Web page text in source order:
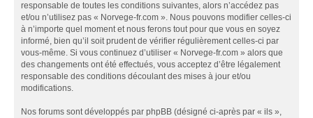
responsable de toutes les conditions suivantes, alors n’accédez pas
et/ou n’utilisez pas « Norvege-fr.com ». Nous pouvons modifier celles-ci
à n’importe quel moment et nous ferons tout pour que vous en soyez
informé, bien qu’il soit prudent de vérifier régulièrement celles-ci par
vous-même. Si vous continuez d’utiliser « Norvege-fr.com » alors que
des changements ont été effectués, vous acceptez d’être légalement
responsable des conditions découlant des mises à jour et/ou
modifications.
Nos forums sont développés par phpBB (désigné ci-après par « ils »,